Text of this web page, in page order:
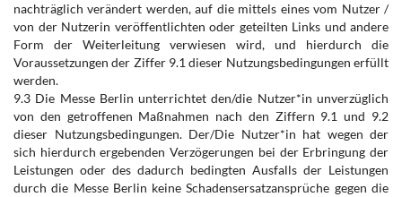
nachträglich verändert werden, auf die mittels eines vom Nutzer /
von der Nutzerin veröffentlichten oder geteilten Links und andere
Form der Weiterleitung verwiesen wird, und hierdurch die
Voraussetzungen der Ziffer 9.1 dieser Nutzungsbedingungen erfüllt
werden.
9.3 Die Messe Berlin unterrichtet den/die Nutzer*in unverzüglich
von den getroffenen Maßnahmen nach den Ziffern 9.1 und 9.2
dieser Nutzungsbedingungen. Der/Die Nutzer*in hat wegen der
sich hierdurch ergebenden Verzögerungen bei der Erbringung der
Leistungen oder des dadurch bedingten Ausfalls der Leistungen
durch die Messe Berlin keine Schadensersatzansprüche gegen die